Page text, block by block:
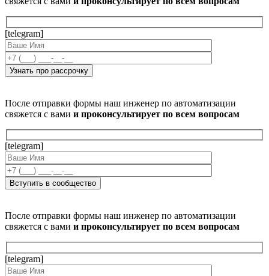
[telegram]
После отправки формы наш инженер по автоматизации
свяжется с вами и проконсультирует по всем вопросам
[telegram]
После отправки формы наш инженер по автоматизации
свяжется с вами и проконсультирует по всем вопросам
[telegram]